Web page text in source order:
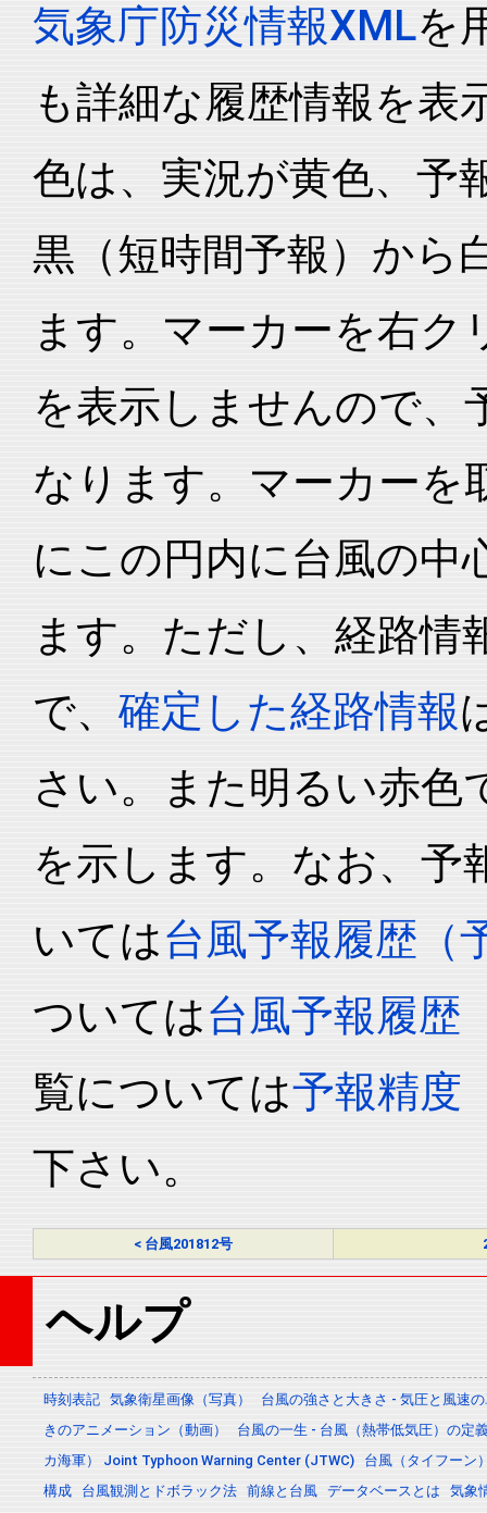
気象庁防災情報XMLを
も詳細な履歴情報を表
色は、実況が黄色、予
黒（短時間予報）から
ます。マーカーを右
を表示しませんので、
なります。マーカーを
にこの円内に台風の中
ます。ただし、経路情
で、 確定した経路情報
さい。また明るい赤色
を示します。なお、予
いては台風予報履歴（
ついては台風予報履歴
覧については予報精度
下さい。
< 台風201812号
ヘルプ
時刻表記 気象衛星画像（写真）
台風の強さと大きさ - 気圧と風速
きのアニメーション（動画）
台風の一生 - 台風（熱帯低気圧）の定
カ海軍） Joint Typhoon Warning Center (JTWC)
台風（タイフーン
構成
台風観測とドボラック法 前線と台風 データベースとは 気象